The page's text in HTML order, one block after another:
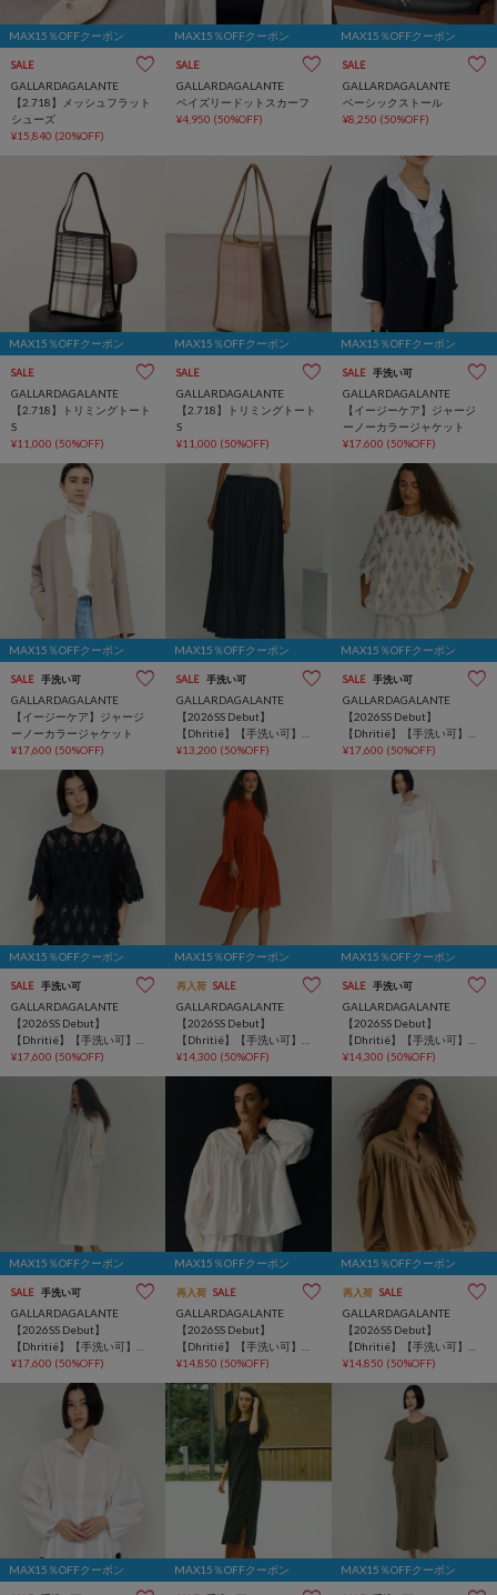
MAX15％OFFクーポン
SALE
GALLARDAGALANTE
【2.718】メッシュフラット
シューズ
¥15,840 (20%OFF)
MAX15％OFFクーポン
SALE
GALLARDAGALANTE
ペイズリードットスカーフ
¥4,950 (50%OFF)
MAX15％OFFクーポン
SALE
GALLARDAGALANTE
ベーシックストール
¥8,250 (50%OFF)
MAX15％OFFクーポン
SALE
GALLARDAGALANTE
【2.718】トリミングトート
S
¥11,000 (50%OFF)
MAX15％OFFクーポン
SALE
GALLARDAGALANTE
【2.718】トリミングトート
S
¥11,000 (50%OFF)
MAX15％OFFクーポン
SALE 手洗い可
GALLARDAGALANTE
【イージーケア】ジャージ
ーノーカラージャケット
¥17,600 (50%OFF)
MAX15％OFFクーポン
SALE 手洗い可
GALLARDAGALANTE
【イージーケア】ジャージ
ーノーカラージャケット
¥17,600 (50%OFF)
MAX15％OFFクーポン
SALE 手洗い可
GALLARDAGALANTE
【2026SS Debut】
【Dhritië】【手洗い可】ギ
ャザースカート
¥13,200 (50%OFF)
MAX15％OFFクーポン
SALE 手洗い可
GALLARDAGALANTE
【2026SS Debut】
【Dhritië】【手洗い可】レ
ースプルオーバー
¥17,600 (50%OFF)
MAX15％OFFクーポン
SALE 手洗い可
GALLARDAGALANTE
【2026SS Debut】
【Dhritië】【手洗い可】レ
ースプルオーバー
¥17,600 (50%OFF)
MAX15％OFFクーポン
再入荷 SALE
GALLARDAGALANTE
【2026SS Debut】
【Dhritië】【手洗い可】タ
ックチュニック
¥14,300 (50%OFF)
MAX15％OFFクーポン
SALE 手洗い可
GALLARDAGALANTE
【2026SS Debut】
【Dhritië】【手洗い可】タ
ックチュニック
¥14,300 (50%OFF)
MAX15％OFFクーポン
SALE 手洗い可
GALLARDAGALANTE
【2026SS Debut】
【Dhritië】【手洗い可】刺
繍スリーブワンピース
¥17,600 (50%OFF)
MAX15％OFFクーポン
再入荷 SALE
GALLARDAGALANTE
【2026SS Debut】
【Dhritië】【手洗い可】ギ
ャザースキッパーブラウス
¥14,850 (50%OFF)
MAX15％OFFクーポン
再入荷 SALE
GALLARDAGALANTE
【2026SS Debut】
【Dhritië】【手洗い可】ギ
ャザースキッパーブラウス
¥14,850 (50%OFF)
MAX15％OFFクーポン MAX15％OFFクーポン MAX15％OFFクーポン